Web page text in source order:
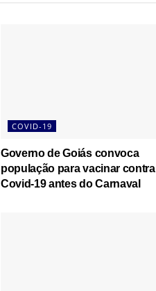
COVID-19
Governo de Goiás convoca
população para vacinar contra
Covid-19 antes do Carnaval